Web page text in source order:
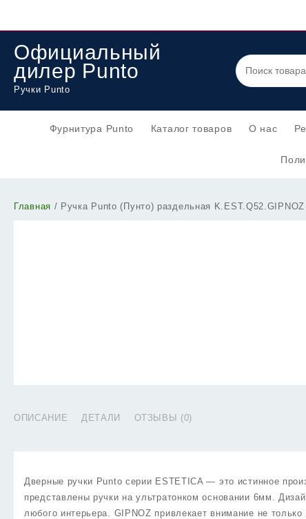
Официальный
дилер Punto
Ручки Punto
Фурнитура Punto Каталог товаров О нас
Главная / Ручка Punto (Пунто) раздельная
ОПИСАНИЕ ДЕТАЛИ ОТЗЫВЫ (0)
Дверные ручки Punto серии ESTETICA — это истинное
представлены ручки на ультратонком основании 6мм.
любого интерьера. GIPNOZ привлекает внимание не